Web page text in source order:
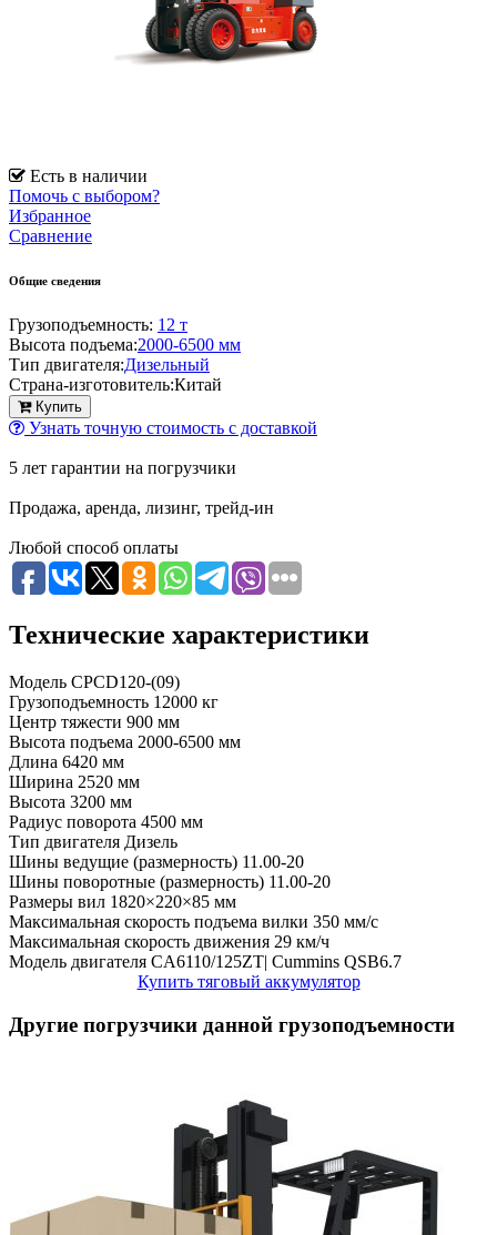
Есть в наличии
Помочь с выбором?
Избранное
Сравнение
Общие сведения
Грузоподъемность: 12 т
Высота подъема:2000-6500 мм
Тип двигателя:Дизельный
Страна-изготовитель:Китай
Купить
Узнать точную стоимость с доставкой
5 лет гарантии на погрузчики
Продажа, аренда, лизинг, трейд-ин
Любой способ оплаты
Технические характеристики
Модель CPCD120-(09)
Грузоподъемность 12000 кг
Центр тяжести 900 мм
Высота подъема 2000-6500 мм
Длина 6420 мм
Ширина 2520 мм
Высота 3200 мм
Радиус поворота 4500 мм
Тип двигателя Дизель
Шины ведущие (размерность) 11.00-20
Шины поворотные (размерность) 11.00-20
Размеры вил 1820×220×85 мм
Максимальная скорость подъема вилки 350 мм/с
Максимальная скорость движения 29 км/ч
Модель двигателя CA6110/125ZT| Cummins QSB6.7
Купить тяговый аккумулятор
Другие погрузчики данной грузоподъемности